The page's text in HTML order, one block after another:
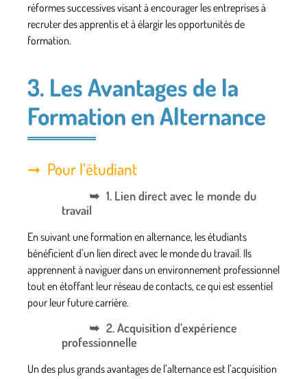
réformes successives visant à encourager les entreprises à
recruter des apprentis et à élargir les opportunités de
formation.
3. Les Avantages de la
Formation en Alternance
Pour l’étudiant
1. Lien direct avec le monde du
travail
En suivant une formation en alternance, les étudiants
bénéficient d’un lien direct avec le monde du travail. Ils
apprennent à naviguer dans un environnement professionnel
tout en étoffant leur réseau de contacts, ce qui est essentiel
pour leur future carrière.
2. Acquisition d’expérience
professionnelle
Un des plus grands avantages de l’alternance est l’acquisition